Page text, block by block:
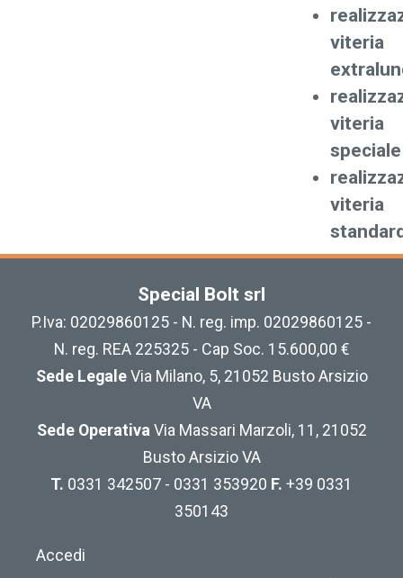
viteria
viteria
speciale
viteria
Special Bolt srl
P.Iva: 02029860125 - N. reg. imp. 02029860125 -
N. reg. REA 225325 - Cap Soc. 15.600,00 €
Sede LegaleVia Milano, 5, 21052 Busto Arsizio
VA
Sede Operativa Via Massari Marzoli, 11, 21052
Busto Arsizio VA
T. 0331 342507 - 0331 353920 F. +39 0331
350143
Accedi